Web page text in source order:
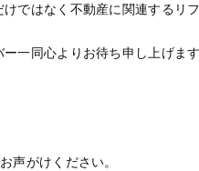
ではなく不動産に関連するリ
一同心よりお待ち申し上げます
声がけください。